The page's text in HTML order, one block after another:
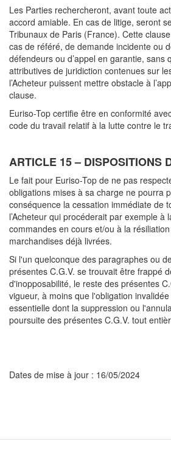
Les Parties rechercheront, avant toute
accord amiable. En cas de litige, seront
Tribunaux de Paris (France). Cette
cas de référé, de demande incidente ou
défendeurs ou d’appel en garantie, sans
attributives de juridiction contenues sur
l’Acheteur puissent mettre obstacle à
clause.
Euriso-Top certifie être en conformité
code du travail relatif à la lutte contre le
ARTICLE 15– DISPOSITIONS
Le fait pour Euriso-Top de ne pas
obligations mises à sa charge ne pourra
conséquence la cessation immédiate de
l’Acheteur qui procéderait par exemple à
commandes en cours et/ou à la
marchandises déjà livrées.
Si l'un quelconque des paragraphes ou
présentes C.G.V. se trouvait être frappé
d'inopposabilité, le reste des présentes
vigueur, à moins que l'obligation
essentielle dont la suppression ou
poursuite des présentes C.G.V. tout
Dates de mise à jour : 16/05/2024